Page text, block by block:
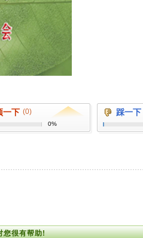
一下 (0)
0%
踩一下
您很有帮助!